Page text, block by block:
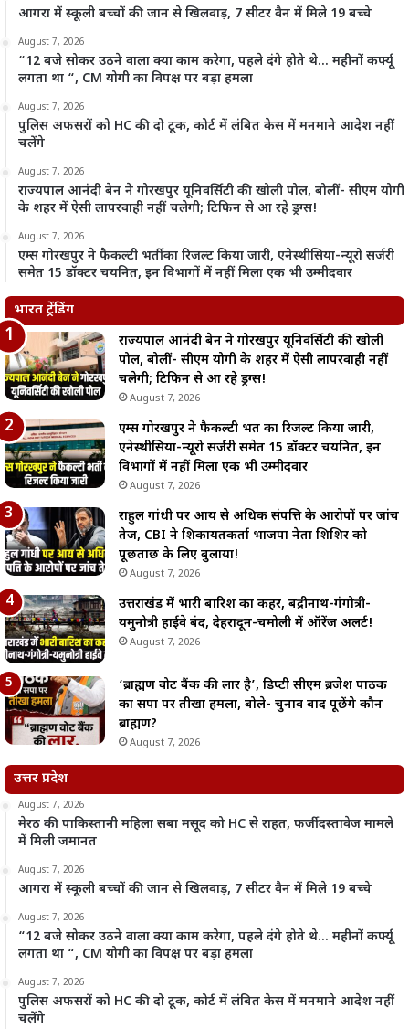
आगरा में स्कूली बच्चों की जान से खिलवाड़, 7 सीटर वैन में मिले 19 बच्चे
August 7, 2026
“12 बजे सोकर उठने वाला क्या काम करेगा, पहले दंगे होते थे… महीनों कर्फ्यू
लगता था “, CM योगी का विपक्ष पर बड़ा हमला
August 7, 2026
पुलिस अफसरों को HC की दो टूक, कोर्ट में लंबित केस में मनमाने आदेश नहीं
चलेंगे
August 7, 2026
राज्यपाल आनंदी बेन ने गोरखपुर यूनिवर्सिटी की खोली पोल, बोलीं- सीएम योगी
के शहर में ऐसी लापरवाही नहीं चलेगी; टिफिन से आ रहे ड्रग्स!
August 7, 2026
एम्स गोरखपुर ने फैकल्टी भर्ती का रिजल्ट किया जारी, एनेस्थीसिया-न्यूरो सर्जरी
समेत 15 डॉक्टर चयनित, इन विभागों में नहीं मिला एक भी उम्मीदवार
भारत ट्रेंडिंग
राज्यपाल आनंदी बेन ने गोरखपुर यूनिवर्सिटी की खोली
पोल, बोलीं- सीएम योगी के शहर में ऐसी लापरवाही नहीं
चलेगी; टिफिन से आ रहे ड्रग्स!
August 7, 2026
एम्स गोरखपुर ने फैकल्टी भर्ती का रिजल्ट किया जारी,
एनेस्थीसिया-न्यूरो सर्जरी समेत 15 डॉक्टर चयनित, इन
विभागों में नहीं मिला एक भी उम्मीदवार
August 7, 2026
राहुल गांधी पर आय से अधिक संपत्ति के आरोपों पर जांच
तेज, CBI ने शिकायतकर्ता भाजपा नेता शिशिर को
पूछताछ के लिए बुलाया!
August 7, 2026
उत्तराखंड में भारी बारिश का कहर, बद्रीनाथ-गंगोत्री-
यमुनोत्री हाईवे बंद, देहरादून-चमोली में ऑरेंज अलर्ट!
August 7, 2026
‘ब्राह्मण वोट बैंक की लार है’, डिप्टी सीएम ब्रजेश पाठक
का सपा पर तीखा हमला, बोले- चुनाव बाद पूछेंगे कौन
ब्राह्मण?
August 7, 2026
उत्तर प्रदेश
August 7, 2026
मेरठ की पाकिस्तानी महिला सबा मसूद को HC से राहत, फर्जी दस्तावेज मामले
में मिली जमानत
August 7, 2026
आगरा में स्कूली बच्चों की जान से खिलवाड़, 7 सीटर वैन में मिले 19 बच्चे
August 7, 2026
“12 बजे सोकर उठने वाला क्या काम करेगा, पहले दंगे होते थे… महीनों कर्फ्यू
लगता था “, CM योगी का विपक्ष पर बड़ा हमला
August 7, 2026
पुलिस अफसरों को HC की दो टूक, कोर्ट में लंबित केस में मनमाने आदेश नहीं
चलेंगे